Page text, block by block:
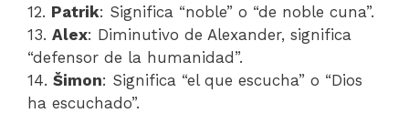
12. Patrik: Significa “noble” o “de noble cuna”.
13. Alex: Diminutivo de Alexander, significa
“defensor de la humanidad”.
14. Šimon: Significa “el que escucha” o “Dios
ha escuchado”.